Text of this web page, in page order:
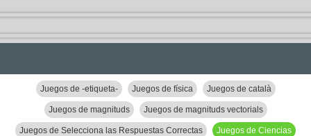
Juegos de -etiqueta- Juegos de física Juegos de català
Juegos de magnituds Juegos de magnituds vectorials
Juegos de Selecciona las Respuestas Correctas Juegos de Ciencias